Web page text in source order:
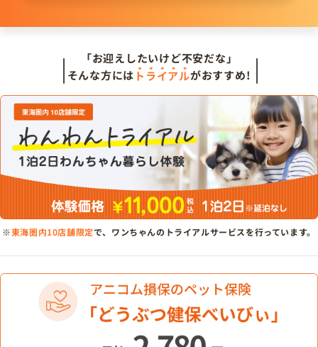
「お迎えしたいけど不安だな」
そんな方には トライアルがおすすめ!
※東海圏内10店舗限定で、ワンちゃんのトライアルサービスを行っています。